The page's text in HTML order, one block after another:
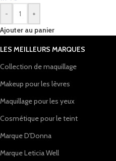
-
+
Ajouter au panier
LES MEILLEURS MARQUES
Collection de maquillage
Makeup pour les lèvres
Maquillage pour les yeux
Cosmétique pour le teint
Marque D'Donna
Marque Leticia Well